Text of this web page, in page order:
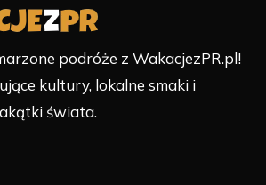
podróże z WakacjezPR.pl!
kultury, lokalne smaki i
świata.